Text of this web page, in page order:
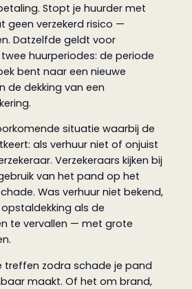
Stopt je huurder met
geen verzekerd risico —
Datzelfde geldt voor
huurperiodes: de periode
bent naar een nieuwe
de dekking van een
situatie waarbij de
als verhuur niet of onjuist
Verzekeraars kijken bij
van het pand op het
Was verhuur niet bekend,
als de
te vervallen — met grote
treffen zodra schade je pand
maakt. Of het om brand,